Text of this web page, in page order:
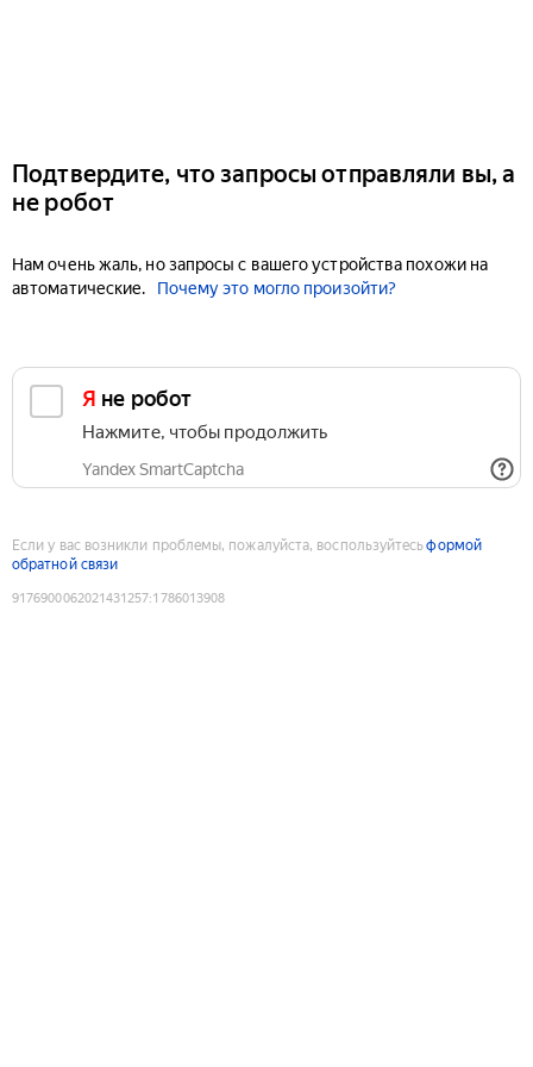
Подтвердите, что запросы отправляли вы, а
не робот
Нам очень жаль, но запросы с вашего устройства похожи на
автоматические.
Почему это могло произойти?
Я не робот
Нажмите, чтобы продолжить
Yandex SmartCaptcha
Если у вас возникли проблемы, пожалуйста, воспользуйтесьформой
обратной связи
9176900062021431257:1786013908